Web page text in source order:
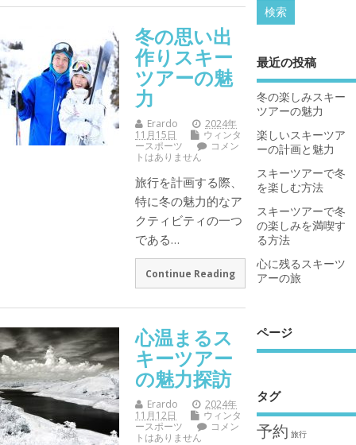
冬の思い出
作りスキー
ツアーの魅
力
Erardo
2024年
11月15日
ウィンタ
ースポーツ
コメン
トはありません
旅行を計画する際、
特に冬の魅力的なア
クティビティの一つ
である…
Continue Reading
心温まるス
キーツアー
の魅力探訪
Erardo
2024年
11月12日
ウィンタ
ースポーツ
コメン
トはありません
最近の投稿
冬の楽しみスキー
ツアーの魅力
楽しいスキーツア
ーの計画と魅力
スキーツアーで冬
を楽しむ方法
スキーツアーで冬
の楽しみを満喫す
る方法
心に残るスキーツ
アーの旅
ページ
タグ
予約 旅行